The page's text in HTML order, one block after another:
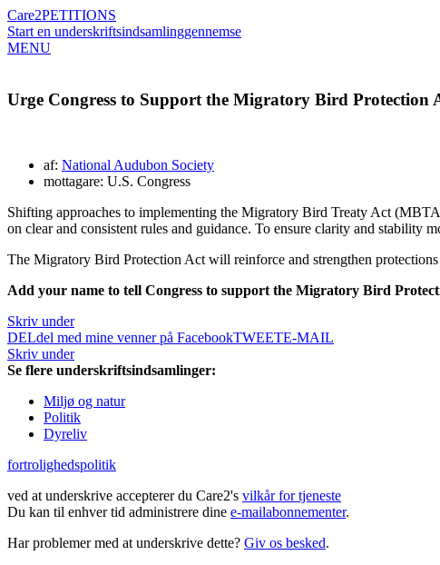
Care2PETITIONS
Start en underskriftsindsamlinggennemse
MENU
Urge Congress to Support the Migratory Bird Protection
af: National Audubon Society
mottagare: U.S. Congress
Shifting approaches to implementing the Migratory Bird Treaty Act
on clear and consistent rules and guidance. To ensure clarity and stability
The Migratory Bird Protection Act will reinforce and strengthen
Add your name to tell Congress to support the Migratory Bird
Skriv under
DELdel med mine venner på FacebookTWEETE-MAIL
Skriv under
Se flere underskriftsindsamlinger:
Miljø og natur
Politik
Dyreliv
fortrolighedspolitik
ved at underskrive accepterer du Care2's vilkår for tjeneste
Du kan til enhver tid administrere dine e-mailabonnementer.
Har problemer med at underskrive dette? Giv os besked.